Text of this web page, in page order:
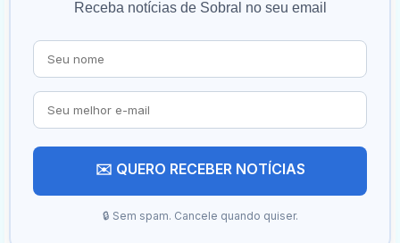
Receba notícias de Sobral no seu email
✉️ QUERO RECEBER NOTÍCIAS
🔒 Sem spam. Cancele quando quiser.